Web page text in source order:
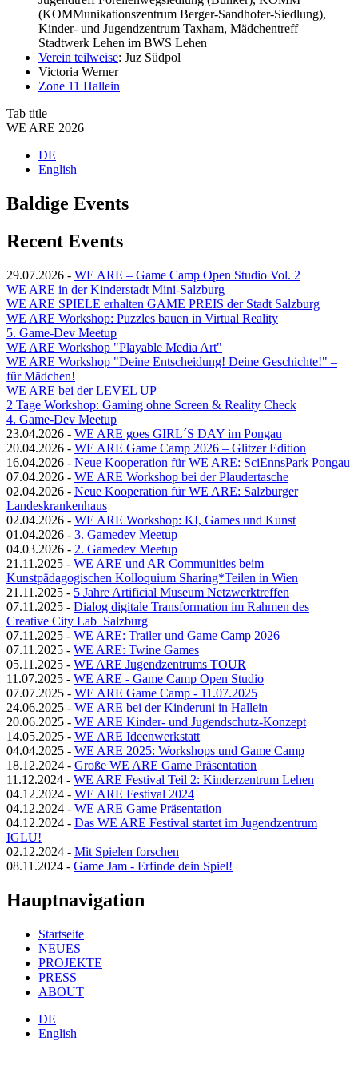
(KOMMunikationszentrum Berger-Sandhofer-Siedlung),
Kinder- und Jugendzentrum Taxham, Mädchentreff
Stadtwerk Lehen im BWS Lehen
Verein teilweise: Juz Südpol
Victoria Werner
Zone 11 Hallein
Tab title
WE ARE 2026
DE
English
Baldige Events
Recent Events
29.07.2026 - WE ARE – Game Camp Open Studio Vol. 2
WE ARE in der Kinderstadt Mini-Salzburg
WE ARE SPIELE erhalten GAME PREIS der Stadt Salzburg
WE ARE Workshop: Puzzles bauen in Virtual Reality
5. Game-Dev Meetup
WE ARE Workshop "Playable Media Art"
WE ARE Workshop "Deine Entscheidung! Deine Geschichte!" –
für Mädchen!
WE ARE bei der LEVEL UP
2 Tage Workshop: Gaming ohne Screen & Reality Check
4. Game-Dev Meetup
23.04.2026 - WE ARE goes GIRL´S DAY im Pongau
20.04.2026 - WE ARE Game Camp 2026 – Glitzer Edition
16.04.2026 - Neue Kooperation für WE ARE: SciEnnsPark Pongau
07.04.2026 - WE ARE Workshop bei der Plaudertasche
02.04.2026 - Neue Kooperation für WE ARE: Salzburger
Landeskrankenhaus
02.04.2026 - WE ARE Workshop: KI, Games und Kunst
01.04.2026 - 3. Gamedev Meetup
04.03.2026 - 2. Gamedev Meetup
21.11.2025 - WE ARE und AR Communities beim
Kunstpädagogischen Kolloquium Sharing*Teilen in Wien
21.11.2025 - 5 Jahre Artificial Museum Netzwerktreffen
07.11.2025 - Dialog digitale Transformation im Rahmen des
Creative City Lab_Salzburg
07.11.2025 - WE ARE: Trailer und Game Camp 2026
07.11.2025 - WE ARE: Twine Games
05.11.2025 - WE ARE Jugendzentrums TOUR
11.07.2025 - WE ARE - Game Camp Open Studio
07.07.2025 - WE ARE Game Camp - 11.07.2025
24.06.2025 - WE ARE bei der Kinderuni in Hallein
20.06.2025 - WE ARE Kinder- und Jugendschutz-Konzept
14.05.2025 - WE ARE Ideenwerkstatt
04.04.2025 - WE ARE 2025: Workshops und Game Camp
18.12.2024 - Große WE ARE Game Präsentation
11.12.2024 - WE ARE Festival Teil 2: Kinderzentrum Lehen
04.12.2024 - WE ARE Festival 2024
04.12.2024 - WE ARE Game Präsentation
04.12.2024 - Das WE ARE Festival startet im Jugendzentrum
IGLU!
02.12.2024 - Mit Spielen forschen
08.11.2024 - Game Jam - Erfinde dein Spiel!
Hauptnavigation
Startseite
NEUES
PROJEKTE
PRESS
ABOUT
DE
English